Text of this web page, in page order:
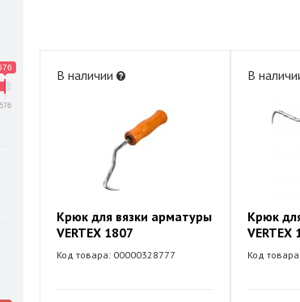
576
В наличии
Крюк для вязки арматуры
VERTEX 1807
Код товара: 00000328777
В
Крюк
VERTEX
Код